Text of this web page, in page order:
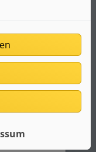
suchen
wollen
für